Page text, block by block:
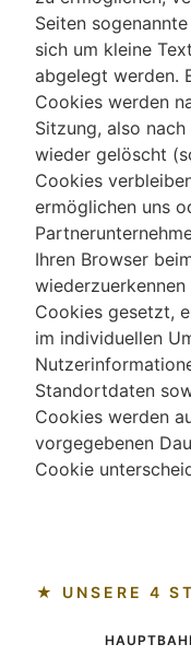
Seiten
sich um kleine
abgelegt werden.
Cookies werden
Sitzung, also
wieder gelöscht
Cookies
ermöglichen uns
Ihren Browser
Cookies gesetzt,
im individuellen
Standortdaten
Cookies werden
vorgegebenen
Cookie
★ UNSERE 4